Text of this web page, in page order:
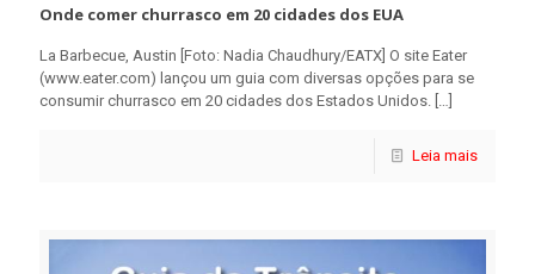
Onde comer churrasco em 20 cidades dos EUA
La Barbecue, Austin [Foto: Nadia Chaudhury/EATX] O site Eater
(www.eater.com) lançou um guia com diversas opções para se
consumir churrasco em 20 cidades dos Estados Unidos. […]
Leia mais